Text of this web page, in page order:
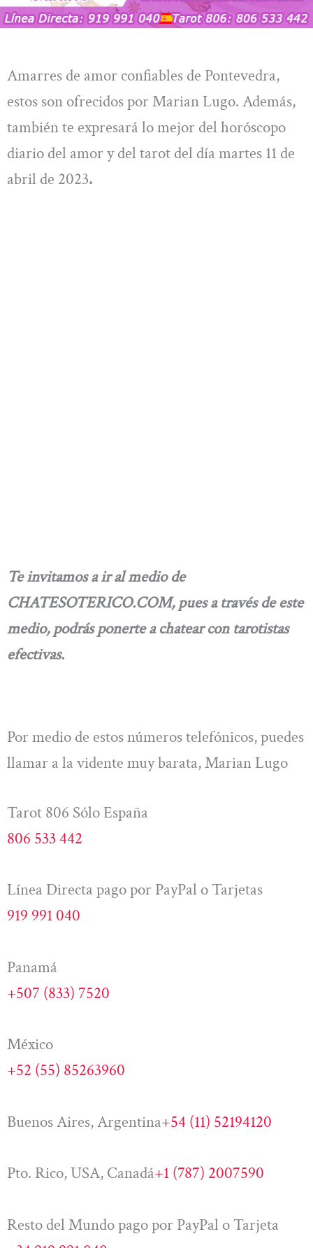
Amarres de amor confiables de Pontevedra,
estos son ofrecidos por Marian Lugo. Además,
también te expresará lo mejor del horóscopo
diario del amor y del tarot del día martes 11 de
abril de 2023.
Te invitamos a ir al medio de
CHATESOTERICO.COM, pues a través de este
medio, podrás ponerte a chatear con tarotistas
efectivas.
Por medio de estos números telefónicos, puedes
llamar a la vidente muy barata, Marian Lugo
Tarot 806 Sólo España
806 533 442
Línea Directa pago por PayPal o Tarjetas
919 991 040
Panamá
+507 (833) 7520
México
+52 (55) 85263960
Buenos Aires, Argentina+54 (11) 52194120
Pto. Rico, USA, Canadá+1 (787) 2007590
Resto del Mundo pago por PayPal o Tarjeta